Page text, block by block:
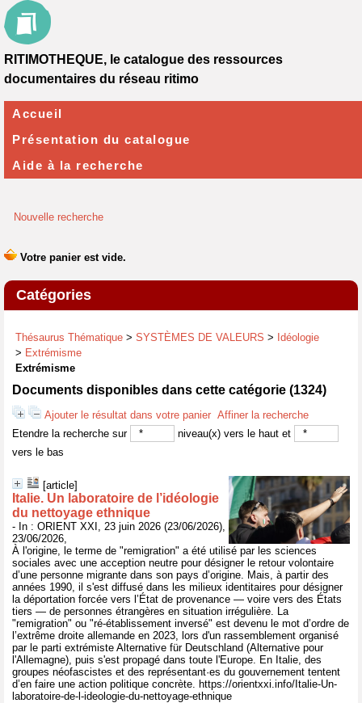
Nouvelle recherche
Catégories
Thésaurus Thématique > SYSTÈMES DE VALEURS > Idéologie
> Extrémisme
Extrémisme
Documents disponibles dans cette catégorie (1324)
Ajouter le résultat dans votre panier Affiner la recherche
Etendre la recherche sur
niveau(x) vers le haut et
vers le bas
[article]
Italie. Un laboratoire de l’idéologie
du nettoyage ethnique
- In : ORIENT XXI, 23 juin 2026 (23/06/2026),
23/06/2026,
À l'origine, le terme de "remigration" a été utilisé par les sciences
sociales avec une acception neutre pour désigner le retour volontaire
d’une personne migrante dans son pays d’origine. Mais, à partir des
années 1990, il s'est diffusé dans les milieux identitaires pour désigner
la déportation forcée vers l’État de provenance — voire vers des États
tiers — de personnes étrangères en situation irrégulière. La
"remigration" ou "ré-établissement inversé" est devenu le mot d’ordre de
l’extrême droite allemande en 2023, lors d'un rassemblement organisé
par le parti extrémiste Alternative für Deutschland (Alternative pour
l'Allemagne), puis s'est propagé dans toute l'Europe. En Italie, des
groupes néofascistes et des représentant·es du gouvernement tentent
d’en faire une action politique concrète. https://orientxxi.info/Italie-Un-
laboratoire-de-l-ideologie-du-nettoyage-ethnique
RITIMOTHEQUE, le catalogue des ressources
documentaires du réseau ritimo
Accueil
Présentation du catalogue
Aide à la recherche